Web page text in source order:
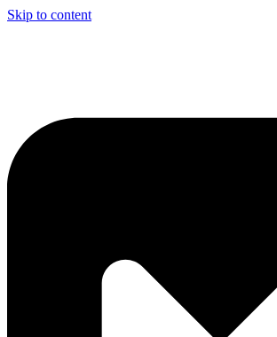
Skip to content